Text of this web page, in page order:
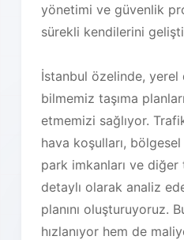
yönetimi ve güvenlik
sürekli kendilerini
İstanbul özelinde,
bilmemiz taşıma
etmemizi sağlıyor.
hava koşulları,
park imkanları ve
detaylı olarak analiz
planını oluşturuyoruz.
hızlanıyor hem de